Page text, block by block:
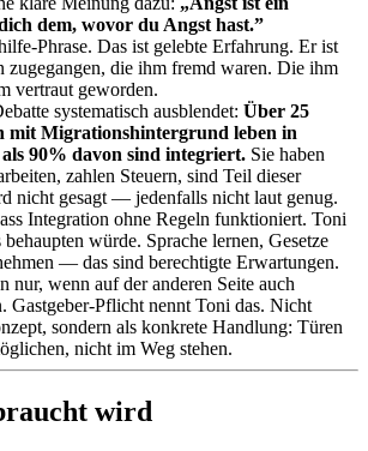
dem, wovor du Angst hast.”
Phrase. Das ist gelebte Erfahrung. Er ist
zugegangen, die ihm fremd waren. Die ihm
vertraut geworden.
systematisch ausblendet: Über 25
mit Migrationshintergrund leben in
90% davon sind integriert. Sie haben
zahlen Steuern, sind Teil dieser
nicht gesagt — jedenfalls nicht laut genug.
Integration ohne Regeln funktioniert. Toni
würde. Sprache lernen, Gesetze
— das sind berechtigte Erwartungen.
nur, wenn auf der anderen Seite auch
Gastgeber-Pflicht nennt Toni das. Nicht
sondern als konkrete Handlung: Türen
nicht im Weg stehen.
wird